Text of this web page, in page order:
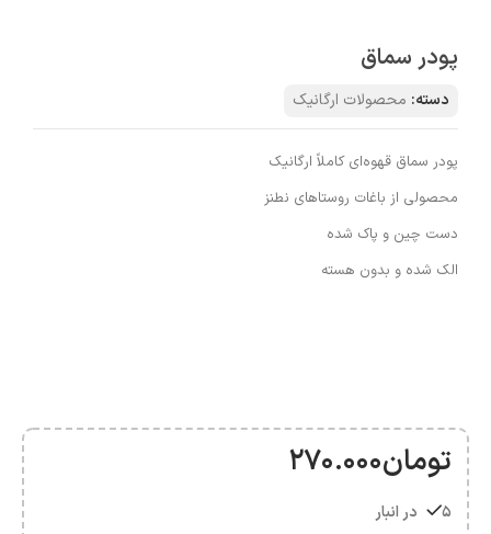
پودر سماق
دسته: محصولات ارگانیک
پودر سماق قهوه‌ای کاملاً ارگانیک
محصولی از باغات روستاهای نطنز
دست چین و پاک شده
الک شده و بدون هسته
تومان270.000
5 در انبار